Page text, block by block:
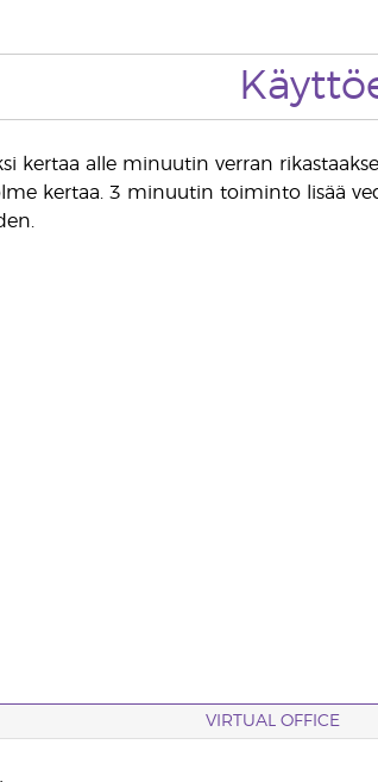
kertaa alle minuutin verran
kertaa. 3 minuutin toiminto lisää
VIRTUAL OFFICE